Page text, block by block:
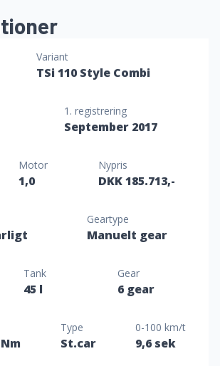
Variant
TSi 110 Style Combi
1. registrering
September 2017
Motor
1,0
Nypris
DKK 185.713,-
Geartype
Manuelt gear
Tank
45 l
Gear
6 gear
Type
St.car
0-100 km/t
9,6 sek